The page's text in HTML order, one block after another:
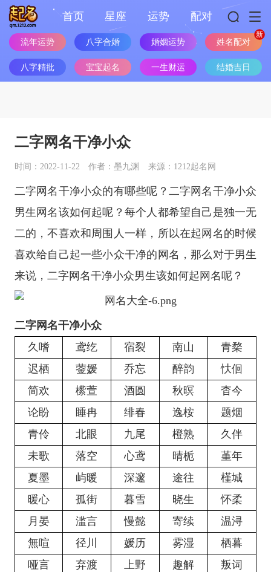
首页 星座 运势 配对
流年运势 八字合婚 婚姻运势 姓名配对
八字精批 宝宝起名 一生财运 结婚吉日
二字网名干净小众
时间：2022-11-22 作者：墨九渊 来源：1212起名网
二字网名干净小众的有哪些呢？二字网名干净小众
男生网名该如何起呢？每个人都希望自己是独一无
二的，不喜欢和周围人一样，所以在起网名的时候
喜欢给自己起一些小众干净的网名，那么对于男生
来说，二字网名干净小众男生该如何起网名呢？
二字网名干净小众
久嗜
鸢纥 宿裂 南⼭
青楘
迟栖
蓥媛 乔忘 醉韵
忕佪
简欢
橴萱 酒圆 秋暝
杳今
论盼
睡冉 绯春 逸桉
题烟
青伶
北眼 九尾 橙熟
久伴
未歌
落空 心鸢 晴栀
堇年
夏墨
屿暖 深邃 途往
槿城
暖心
孤街 暮雪 晓生
怀柔
月晏
滥言 慢懿 寄续
温浔
無喧
径川 媛历 雾湿
栖暮
哑言
弃渡 上野 趣解
叛词